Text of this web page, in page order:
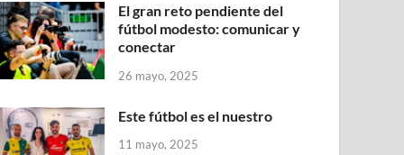
El gran reto pendiente del
fútbol modesto: comunicar y
conectar
26 mayo, 2025
Este fútbol es el nuestro
11 mayo, 2025